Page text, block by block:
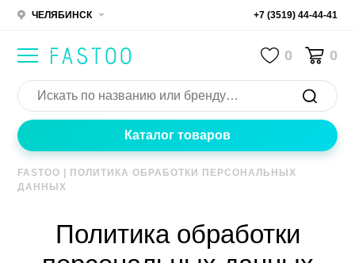
ЧЕЛЯБИНСК +7 (3519) 44-44-41
0 0
Каталог товаров
FASTOO
ПОЛИТИКА ОБРАБОТКИ ПЕРСОНАЛЬНЫХ
ДАННЫХ
Политика обработки